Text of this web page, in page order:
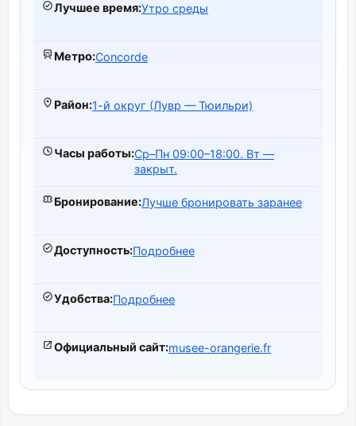
Лучшее время:Утро среды
Метро:Concorde
Район:1-й округ (Лувр — Тюильри)
Часы работы:Ср–Пн 09:00–18:00. Вт —
закрыт.
Бронирование:Лучше бронировать заранее
Доступность:Подробнее
Удобства:Подробнее
Официальный сайт:musee-orangerie.fr